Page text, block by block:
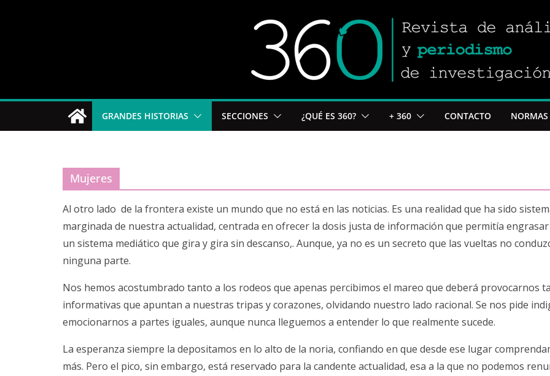
GRANDES HISTORIAS SECCIONES ¿QUÉ ES 360? + 360 CONTACTO
Mujeres
Al otro lado de la frontera existe un mundo que no está en las noticias. Es una realidad que ha sido
marginada de nuestra actualidad, centrada en ofrecer la dosis justa de información que permitía
un sistema mediático que gira y gira sin descanso,. Aunque, ya no es un secreto que las vueltas no
ninguna parte.
Nos hemos acostumbrado tanto a los rodeos que apenas percibimos el mareo que deberá provocarnos
informativas que apuntan a nuestras tripas y corazones, olvidando nuestro lado racional. Se nos pide
emocionarnos a partes iguales, aunque nunca lleguemos a entender lo que realmente sucede.
La esperanza siempre la depositamos en lo alto de la noria, confiando en que desde ese lugar
más. Pero el pico, sin embargo, está reservado para la candente actualidad, esa a la que no podemos